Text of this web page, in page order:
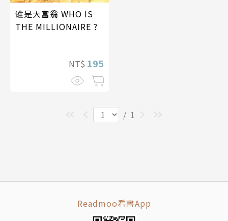
谁是大富翁 WHO IS
THE MILLIONAIRE ?
NT$ 195
/ 1
Readmoo看書App